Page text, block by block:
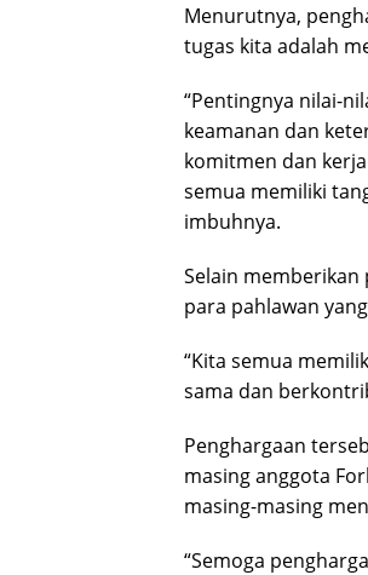
Menurutnya,
tugas kita adalah
“Pentingnya nilai-
keamanan dan
komitmen dan
semua memiliki
imbuhnya.
Selain memberikan
para pahlawan
“Kita semua
sama dan
Penghargaan
masing anggota
masing-masing
“Semoga